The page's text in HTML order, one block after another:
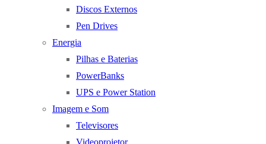
Discos Externos
Pen Drives
Energia
Pilhas e Baterias
PowerBanks
UPS e Power Station
Imagem e Som
Televisores
Videoprojetor